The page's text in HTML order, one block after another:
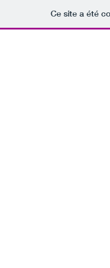
Ce site a été